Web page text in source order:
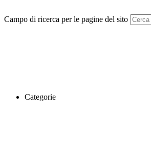
Campo di ricerca per le pagine del sito
Categorie